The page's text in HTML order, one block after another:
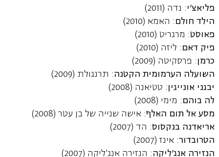
פליאצ'י : נדה (2011)
הילד חולם : האמא (2010)
פאוסט: מרגריט (2010)
פיק דאם : ליזה (2010)
כרמן : פרסקיטה (2009)
השועלה הערמומית הקטנה: תרנגולת (2009)
יבגני אונייגין : טטיאנה (2008)
לה בוהם : מימי (2008)
מסע אל תום האלף: אישה שנייה של בן עטר (2008)
אריאדנה בנקסוס: הד (2007)
הטרובדור: אינז (2007)
הנזירה אנג'ליקה: הנזירה אנג'ליקה (2007)